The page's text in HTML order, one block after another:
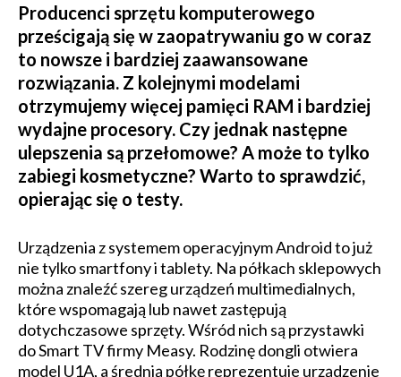
Producenci sprzętu komputerowego
prześcigają się w zaopatrywaniu go w coraz
to nowsze i bardziej zaawansowane
rozwiązania. Z kolejnymi modelami
otrzymujemy więcej pamięci RAM i bardziej
wydajne procesory. Czy jednak następne
ulepszenia są przełomowe? A może to tylko
zabiegi kosmetyczne? Warto to sprawdzić,
opierając się o testy.
Urządzenia z systemem operacyjnym Android to już
nie tylko smartfony i tablety. Na półkach sklepowych
można znaleźć szereg urządzeń multimedialnych,
które wspomagają lub nawet zastępują
dotychczasowe sprzęty. Wśród nich są przystawki
do Smart TV firmy Measy. Rodzinę dongli otwiera
model U1A, a średnią półkę reprezentuje urządzenie